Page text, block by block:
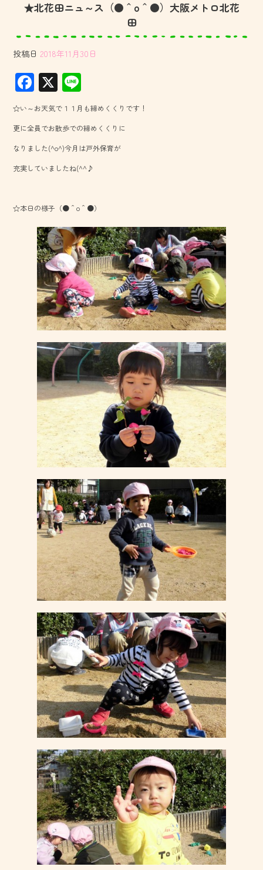
★北花田ニュ～ス（●＾o＾●）大阪メトロ北花
田
投稿日 2018年11月30日
F
ac
e
b
o
ok
X
ne
☆い～お天気で１１月も締めくくりです！
更に全員でお散歩での締めくくりに
なりました(^o^)今月は戸外保育が
充実していましたね(^^♪
☆本日の様子（●＾o＾●）